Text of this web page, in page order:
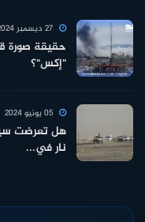
حقيقة صورة
"إكس"؟
هل تعرضت
نار في...